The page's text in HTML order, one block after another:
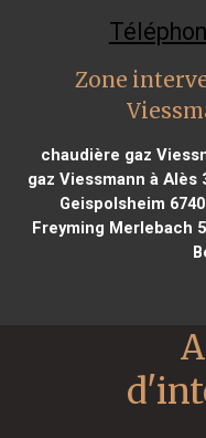
Zone
chaudière gaz
gaz Viessmann à Alès
Geispolsheim
Freyming Merlebach